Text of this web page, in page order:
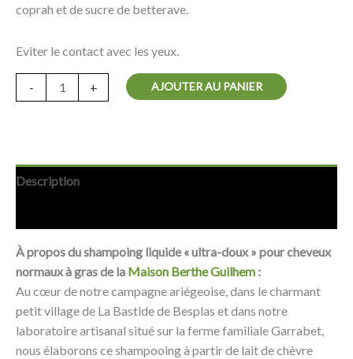
coprah et de sucre de betterave.
Eviter le contact avec les yeux.
- + AJOUTER AU PANIER
Description
À propos du shampoing liquide « ultra-doux » pour cheveux
normaux à gras de la Maison Berthe Guilhem :
Au cœur de notre campagne ariégeoise, dans le charmant
petit village de La Bastide de Besplas et dans notre
laboratoire artisanal situé sur la ferme familiale Garrabet,
nous élaborons ce shampooing à partir de lait de chèvre